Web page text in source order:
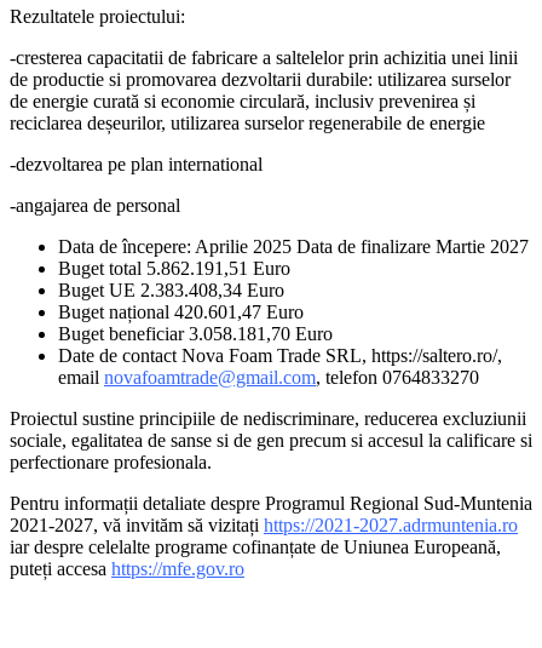
Rezultatele proiectului:
-cresterea capacitatii de fabricare a saltelelor prin achizitia unei linii
de productie si promovarea dezvoltarii durabile: utilizarea surselor
de energie curată si economie circulară, inclusiv prevenirea și
reciclarea deșeurilor, utilizarea surselor regenerabile de energie
-dezvoltarea pe plan international
-angajarea de personal
Data de începere: Aprilie 2025 Data de finalizare Martie 2027
Buget total 5.862.191,51 Euro
Buget UE 2.383.408,34 Euro
Buget național 420.601,47 Euro
Buget beneficiar 3.058.181,70 Euro
Date de contact Nova Foam Trade SRL, https://saltero.ro/,
email novafoamtrade@gmail.com, telefon 0764833270
Proiectul sustine principiile de nediscriminare, reducerea excluziunii
sociale, egalitatea de sanse si de gen precum si accesul la calificare si
perfectionare profesionala.
Pentru informații detaliate despre Programul Regional Sud-Muntenia
2021-2027, vă invităm să vizitați https://2021-2027.adrmuntenia.ro
iar despre celelalte programe cofinanțate de Uniunea Europeană,
puteți accesa https://mfe.gov.ro